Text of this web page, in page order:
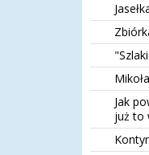
Jak
już to